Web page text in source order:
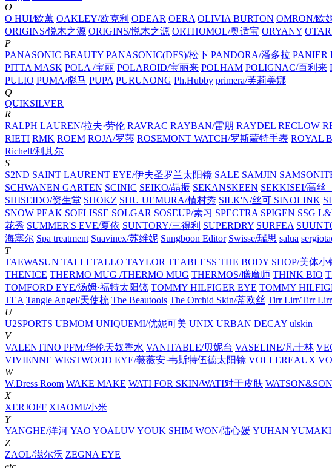
O
O HUI/欧蕙 OAKLEY/欧克利 ODEAR OERA OLIVIA BURTON OMRON/欧
ORIGINS/悦木之源 ORIGINS/悦木之源 ORTHOMOL/奥适宝 ORYANY
P
PANASONIC BEAUTY PANASONIC(DFS)/松下 PANDORA/潘多拉 PANIER
PITTA MASK POLA /宝丽 POLAROID/宝丽来 POLHAM POLIGNAC/百利来
PULIO PUMA/彪马 PUPA PURUNONG Ph.Hubby primera/芙莉美娜
Q
QUIKSILVER
R
RALPH LAUREN/拉夫·劳伦 RAVRAC RAYBAN/雷朋 RAYDEL RECLOW
RIETI RMK ROEM ROJA/罗莎 ROSEMONT WATCH/罗斯蒙特手表 ROYAL
Richell/利其尔
S
S2ND SAINT LAURENT EYE/伊夫圣罗兰太阳镜 SALE SAMJIN
SCHWANEN GARTEN SCINIC SEIKO/晶振 SEKANSKEEN SEKKISEI/高丝
SHISEIDO/资生堂 SHOKZ SHU UEMURA/植村秀 SILK'N/丝可 SINOLINK
SNOW PEAK SOFLISSE SOLGAR SOSEUP/素习 SPECTRA SPIGEN SSG
花秀 SUMMER'S EVE/夏依 SUNTORY/三得利 SUPERDRY SURFEA
海塞尔 Spa treatment Suavinex/苏维妮 Sungboon Editor Swisse/瑞思 salua
T
TAEWASUN TALLI TALLO TAYLOR TEABLESS THE BODY SHOP/美体小
THENICE THERMO MUG /THERMO MUG THERMOS/膳魔师 THINK BIO
TOMFORD EYE/汤姆·福特太阳镜 TOMMY HILFIGER EYE TOMMY
TEA Tangle Angel/天使梳 The Beautools The Orchid Skin/蒂欧丝 Tirr Lirr/Tirr Lirr
U
U2SPORTS UBMOM UNIQUEMI/优妮可美 UNIX URBAN DECAY ulskin
V
VALENTINO PFM/华伦天奴香水 VANITABLE/贝妮台 VASELINE/凡士林
VIVIENNE WESTWOOD EYE/薇薇安·韦斯特伍德太阳镜 VOLLEREAUX
W
W.Dress Room WAKE MAKE WATI FOR SKIN/WATI对于皮肤 WATSON&SON
X
XERJOFF XIAOMI/小米
Y
YANGHE/洋河 YAO YOALUVYOUK SHIM WON/陆心媛 YUHAN
Z
ZAOL/滋尔沃 ZEGNA EYE